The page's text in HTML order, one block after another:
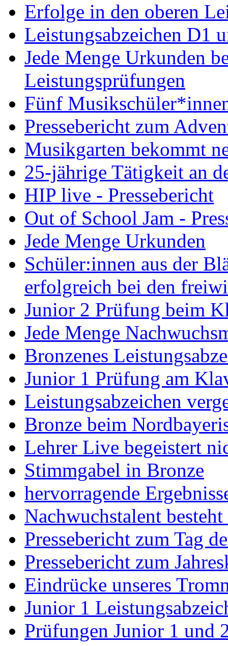
Erfolge in den oberen
Leistungsabzeichen D1
Jede Menge Urkunden
Leistungsprüfungen
Fünf
Pressebericht zum
Musikgarten bekommt
25-jährige Tätigkeit an
HIP live - Pressebericht
Out of School Jam -
Jede Menge Urkunden
Schüler:innen aus der
erfolgreich bei den
Junior 2 Prüfung beim
Jede Menge
Bronzenes
Junior 1 Prüfung am
Leistungsabzeichen
Bronze beim
Lehrer Live begeistert
Stimmgabel in Bronze
hervorragende
Nachwuchstalent
Pressebericht zum Tag
Pressebericht zum
Eindrücke unseres
Junior 1
Prüfungen Junior 1 und